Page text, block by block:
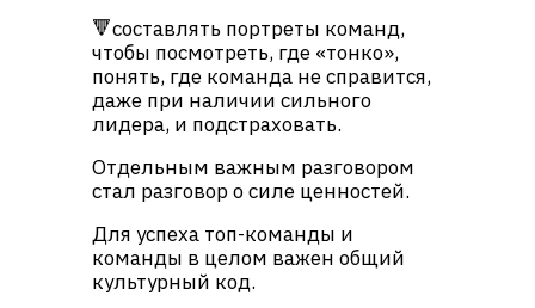
🔻составлять портреты команд,
чтобы посмотреть, где «тонко»,
понять, где команда не справится,
даже при наличии сильного
лидера, и подстраховать.
Отдельным важным разговором
стал разговор о силе ценностей.
Для успеха топ-команды и
команды в целом важен общий
культурный код.